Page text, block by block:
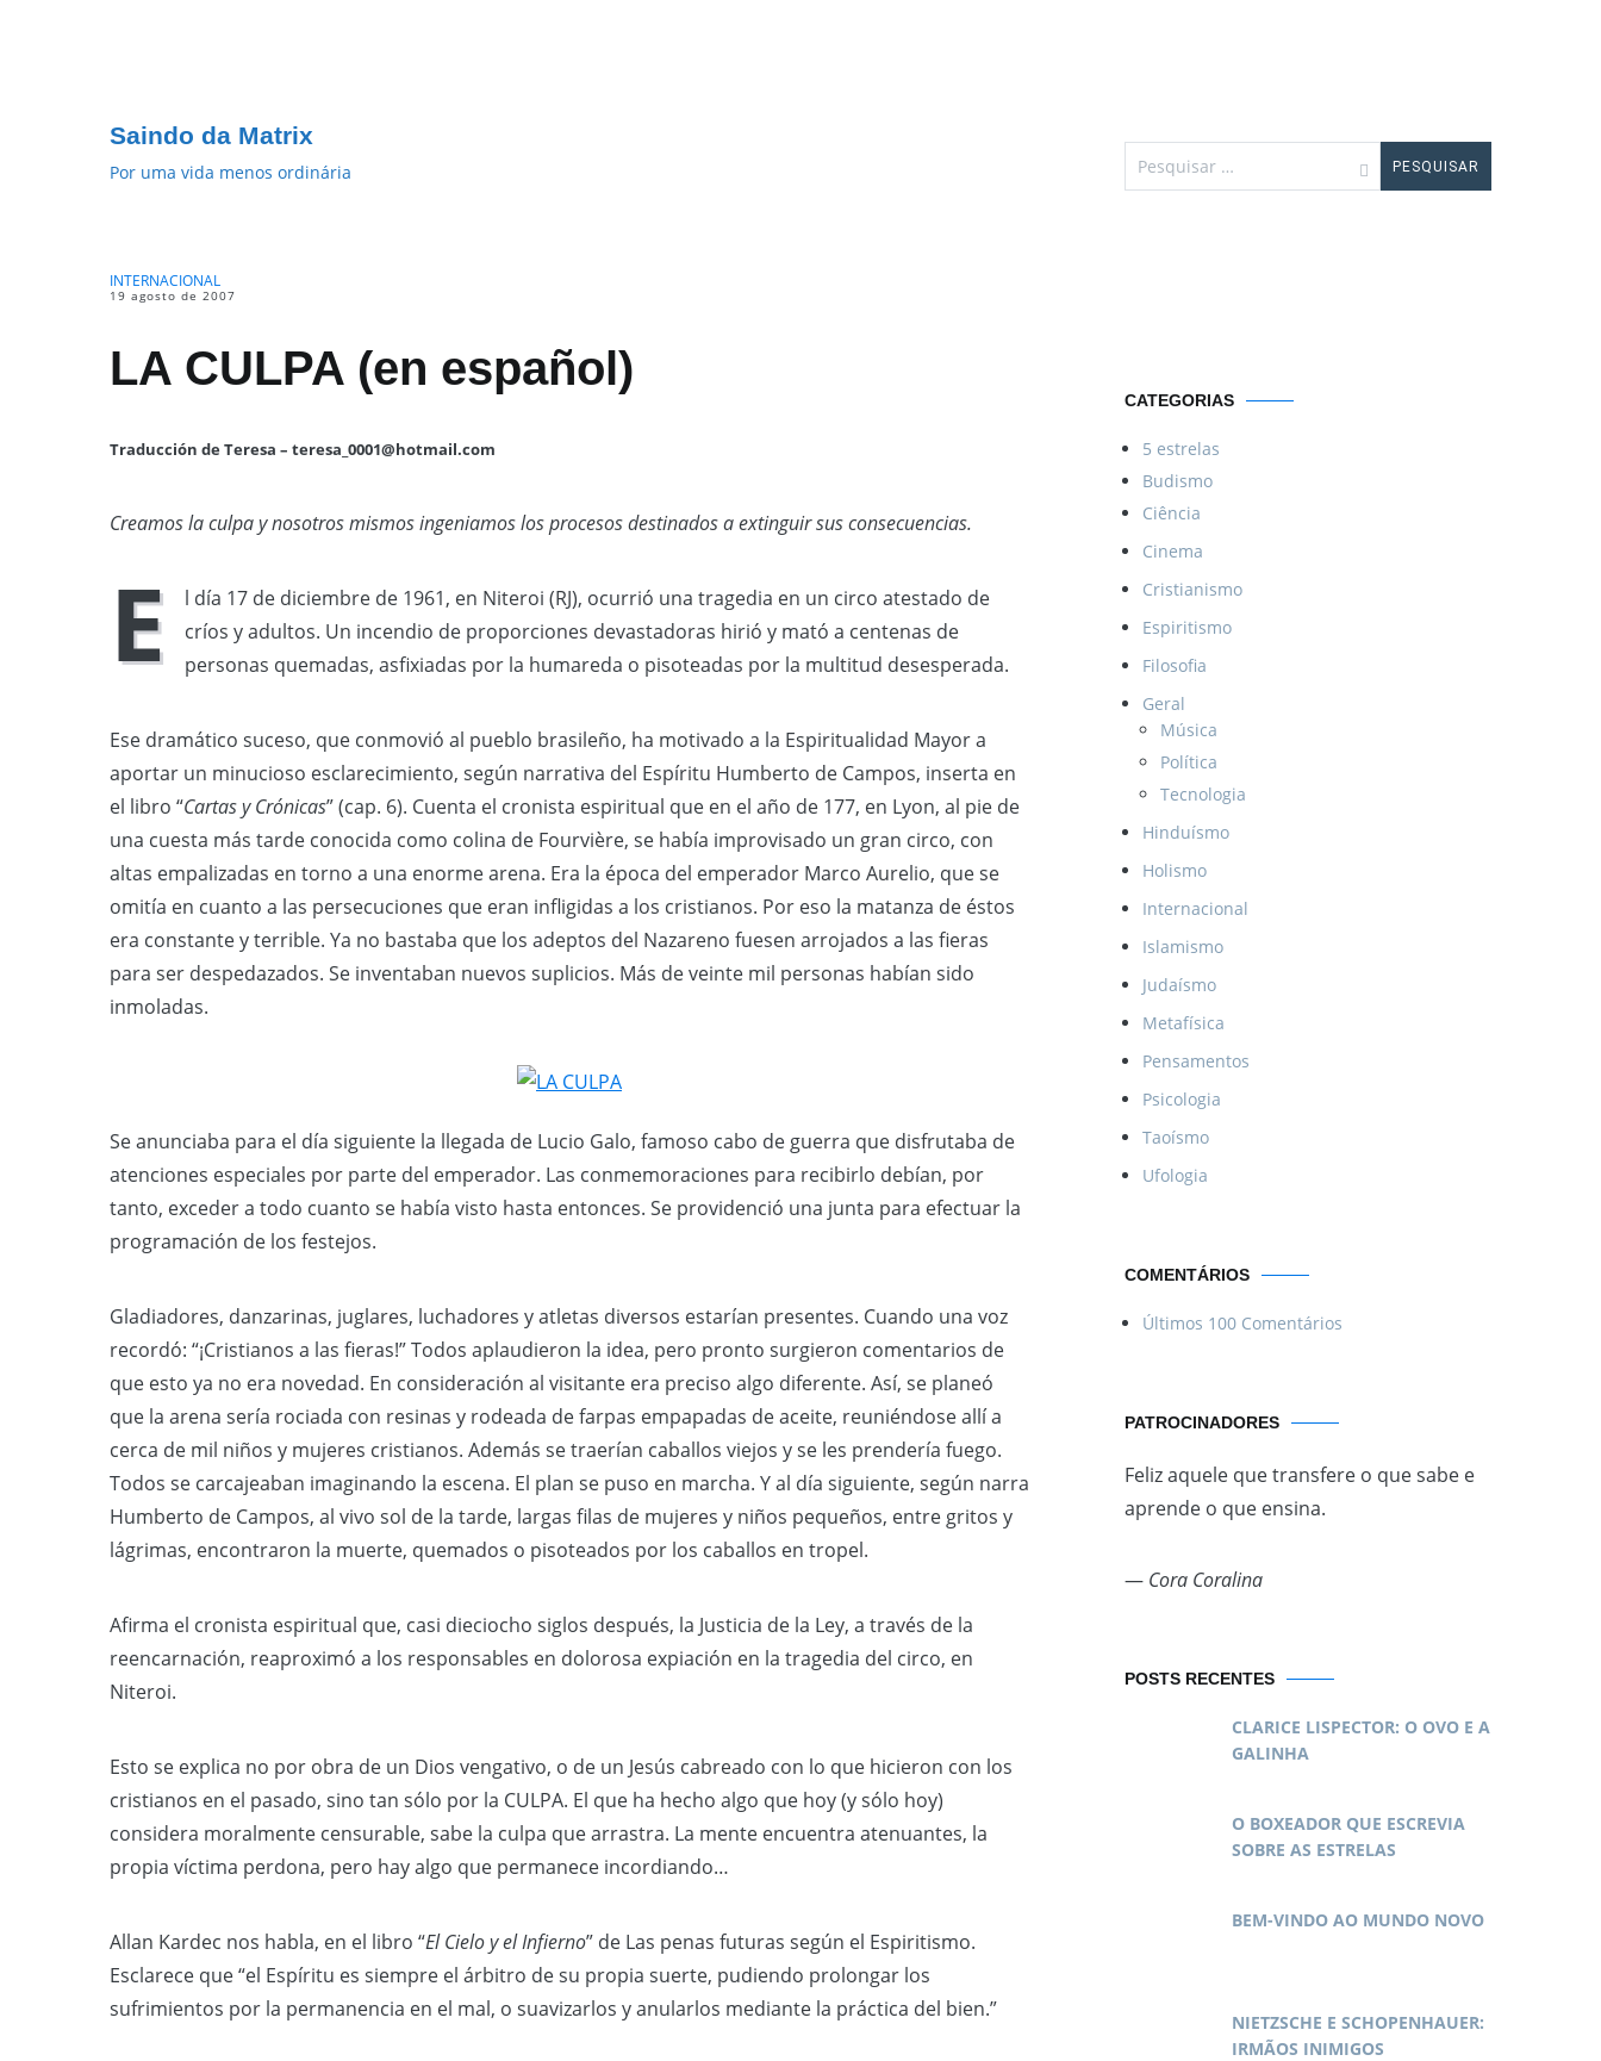
Saindo da Matrix
Por uma vida menos ordinária
INTERNACIONAL
19 agosto de 2007
LA CULPA (en español)
Traducción de Teresa – teresa_0001@hotmail.com
Creamos la culpa y nosotros mismos ingeniamos los procesos destinados a extinguir sus consecuencias.
E
l día 17 de diciembre de 1961, en Niteroi (RJ), ocurrió una tragedia en un circo atestado de
críos y adultos. Un incendio de proporciones devastadoras hirió y mató a centenas de
personas quemadas, asfixiadas por la humareda o pisoteadas por la multitud desesperada.
Ese dramático suceso, que conmovió al pueblo brasileño, ha motivado a la Espiritualidad Mayor a
aportar un minucioso esclarecimiento, según narrativa del Espíritu Humberto de Campos, inserta en
el libro “Cartas y Crónicas” (cap. 6). Cuenta el cronista espiritual que en el año de 177, en Lyon, al pie de
una cuesta más tarde conocida como colina de Fourvière, se había improvisado un gran circo, con
altas empalizadas en torno a una enorme arena. Era la época del emperador Marco Aurelio, que se
omitía en cuanto a las persecuciones que eran infligidas a los cristianos. Por eso la matanza de éstos
era constante y terrible. Ya no bastaba que los adeptos del Nazareno fuesen arrojados a las fieras
para ser despedazados. Se inventaban nuevos suplicios. Más de veinte mil personas habían sido
inmoladas.
Se anunciaba para el día siguiente la llegada de Lucio Galo, famoso cabo de guerra que disfrutaba de
atenciones especiales por parte del emperador. Las conmemoraciones para recibirlo debían, por
tanto, exceder a todo cuanto se había visto hasta entonces. Se providenció una junta para efectuar la
programación de los festejos.
Gladiadores, danzarinas, juglares, luchadores y atletas diversos estarían presentes. Cuando una voz
recordó: “¡Cristianos a las fieras!” Todos aplaudieron la idea, pero pronto surgieron comentarios de
que esto ya no era novedad. En consideración al visitante era preciso algo diferente. Así, se planeó
que la arena sería rociada con resinas y rodeada de farpas empapadas de aceite, reuniéndose allí a
cerca de mil niños y mujeres cristianos. Además se traerían caballos viejos y se les prendería fuego.
Todos se carcajeaban imaginando la escena. El plan se puso en marcha. Y al día siguiente, según narra
Humberto de Campos, al vivo sol de la tarde, largas filas de mujeres y niños pequeños, entre gritos y
lágrimas, encontraron la muerte, quemados o pisoteados por los caballos en tropel.
Afirma el cronista espiritual que, casi dieciocho siglos después, la Justicia de la Ley, a través de la
reencarnación, reaproximó a los responsables en dolorosa expiación en la tragedia del circo, en
Niteroi.
Esto se explica no por obra de un Dios vengativo, o de un Jesús cabreado con lo que hicieron con los
cristianos en el pasado, sino tan sólo por la CULPA. El que ha hecho algo que hoy (y sólo hoy)
considera moralmente censurable, sabe la culpa que arrastra. La mente encuentra atenuantes, la
propia víctima perdona, pero hay algo que permanece incordiando…
Allan Kardec nos habla, en el libro “El Cielo y el Infierno” de Las penas futuras según el Espiritismo.
Esclarece que “el Espíritu es siempre el árbitro de su propia suerte, pudiendo prolongar los
sufrimientos por la permanencia en el mal, o suavizarlos y anularlos mediante la práctica del bien.”
Pesquisar
por:
CATEGORIAS
5 estrelas
Budismo
Ciência
Cinema
Cristianismo
Espiritismo
Filosofia
Geral
Música
Política
Tecnologia
Hinduísmo
Holismo
Internacional
Islamismo
Judaísmo
Metafísica
Pensamentos
Psicologia
Taoísmo
Ufologia
COMENTÁRIOS
Últimos 100 Comentários
PATROCINADORES
Feliz aquele que transfere o que sabe e
aprende o que ensina.
— Cora Coralina
POSTS RECENTES
CLARICE LISPECTOR: O OVO E A
GALINHA
O BOXEADOR QUE ESCREVIA
SOBRE AS ESTRELAS
BEM-VINDO AO MUNDO NOVO
NIETZSCHE E SCHOPENHAUER:
IRMÃOS INIMIGOS